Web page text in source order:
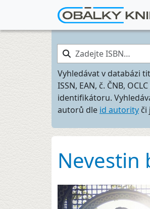
Zadejte ISBN…
Vyhledávat v databázi
ISSN, EAN, č. ČNB,
identifikátoru.
autorů dle id autority či
Nevestin